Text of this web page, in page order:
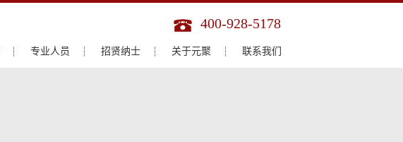
400-928-5178
专业人员 招贤纳士 关于元聚 联系我们